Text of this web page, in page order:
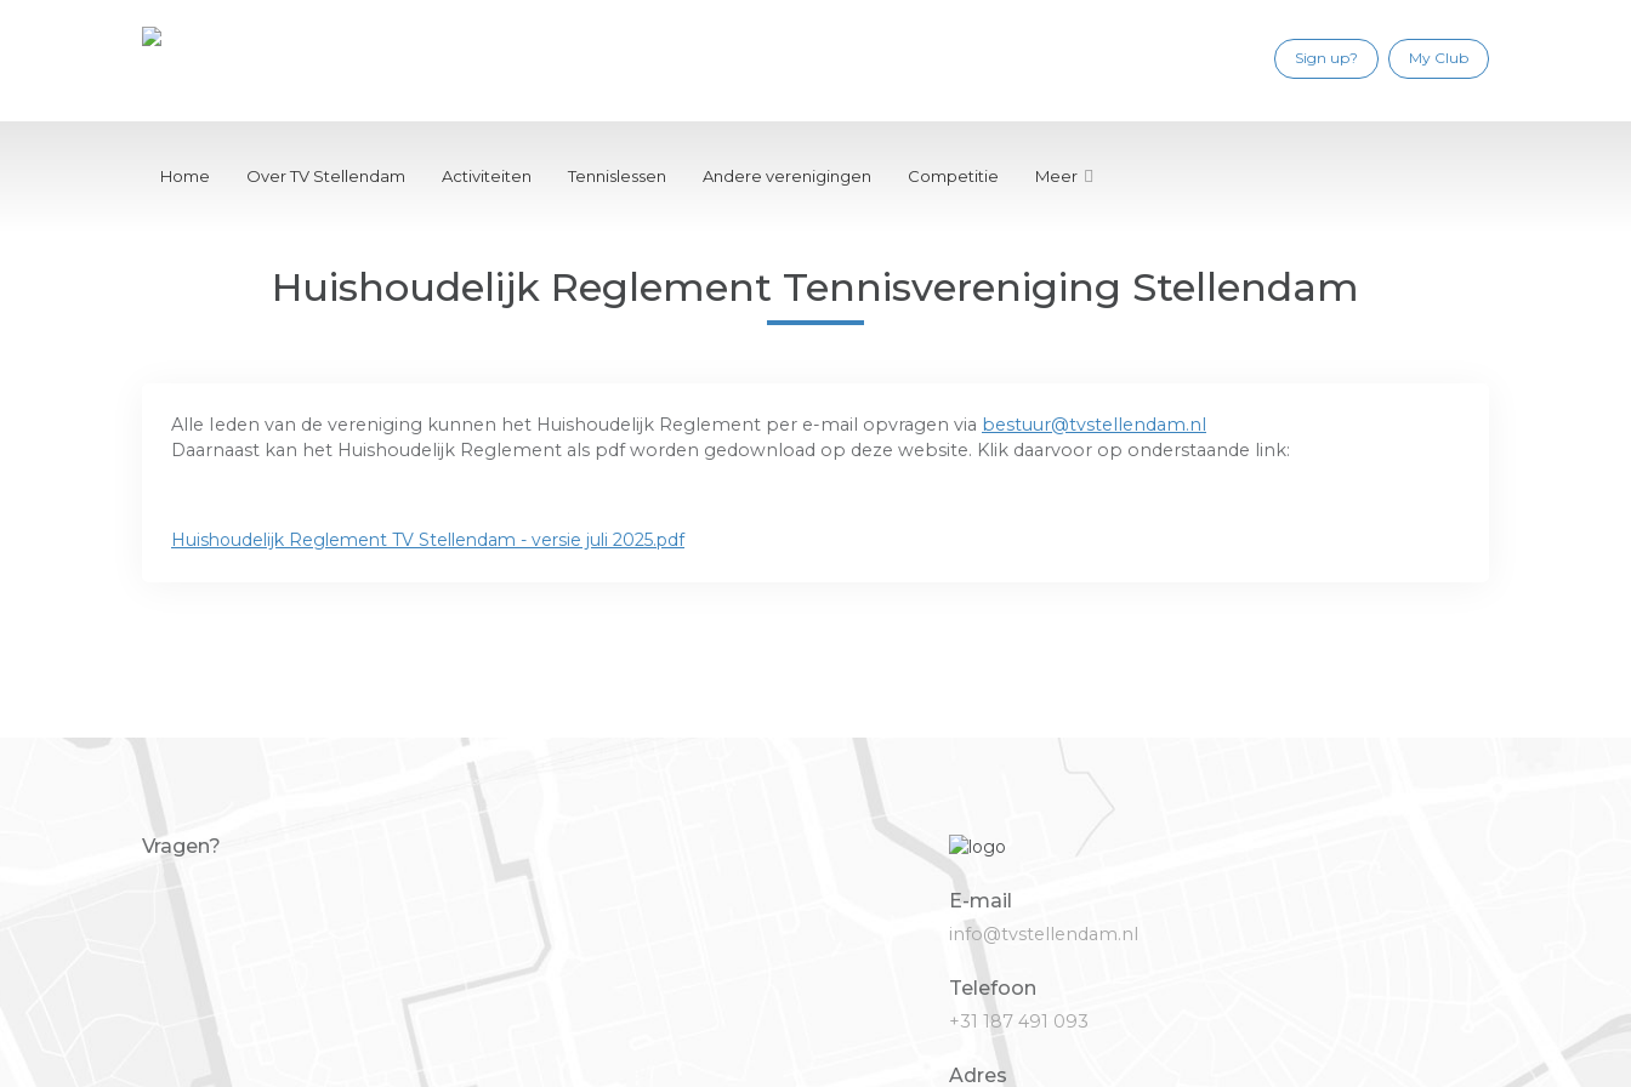
My Club
Sign up?
Home Over TV Stellendam Activiteiten Tennislessen Andere verenigingen Competitie Meer
Huishoudelijk Reglement Tennisvereniging Stellendam
Alle Ieden van de vereniging kunnen het Huishoudelijk Reglement per e-mail opvragen via bestuur@tvstellendam.nl
Daarnaast kan het Huishoudelijk Reglement als pdf worden gedownload op deze website. Klik daarvoor op onderstaande link:
Huishoudelijk Reglement TV Stellendam - versie juli 2025.pdf
Vragen?
E-mail
info@tvstellendam.nl
Telefoon
+31 187 491 093
Adres